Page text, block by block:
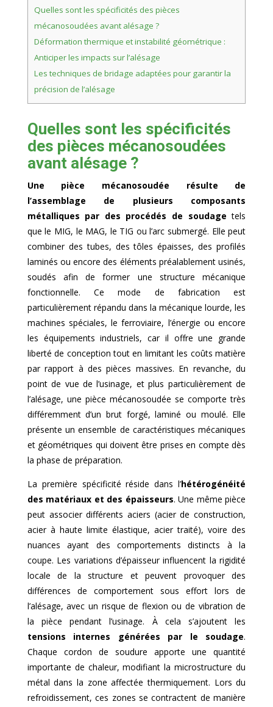
Quelles sont les spécificités des pièces
mécanosoudées avant alésage ?
Déformation thermique et instabilité géométrique :
Anticiper les impacts sur l’alésage
Les techniques de bridage adaptées pour garantir la
précision de l’alésage
Quelles sont les spécificités
des pièces mécanosoudées
avant alésage ?
Une pièce mécanosoudée résulte de
l’assemblage de plusieurs composants
métalliques par des procédés de soudage tels
que le MIG, le MAG, le TIG ou l’arc submergé. Elle peut
combiner des tubes, des tôles épaisses, des profilés
laminés ou encore des éléments préalablement usinés,
soudés afin de former une structure mécanique
fonctionnelle. Ce mode de fabrication est
particulièrement répandu dans la mécanique lourde, les
machines spéciales, le ferroviaire, l’énergie ou encore
les équipements industriels, car il offre une grande
liberté de conception tout en limitant les coûts matière
par rapport à des pièces massives. En revanche, du
point de vue de l’usinage, et plus particulièrement de
l’alésage, une pièce mécanosoudée se comporte très
différemment d’un brut forgé, laminé ou moulé. Elle
présente un ensemble de caractéristiques mécaniques
et géométriques qui doivent être prises en compte dès
la phase de préparation.
La première spécificité réside dans l’hétérogénéité
des matériaux et des épaisseurs. Une même pièce
peut associer différents aciers (acier de construction,
acier à haute limite élastique, acier traité), voire des
nuances ayant des comportements distincts à la
coupe. Les variations d’épaisseur influencent la rigidité
locale de la structure et peuvent provoquer des
différences de comportement sous effort lors de
l’alésage, avec un risque de flexion ou de vibration de
la pièce pendant l’usinage. À cela s’ajoutent les
tensions internes générées par le soudage.
Chaque cordon de soudure apporte une quantité
importante de chaleur, modifiant la microstructure du
métal dans la zone affectée thermiquement. Lors du
refroidissement, ces zones se contractent de manière